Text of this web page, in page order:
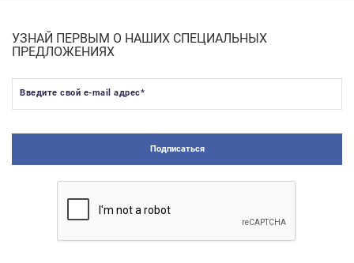
УЗНАЙ ПЕРВЫМ О НАШИХ СПЕЦИАЛЬНЫХ
ПРЕДЛОЖЕНИЯХ
Введите свой e-mail адрес*
Подписаться